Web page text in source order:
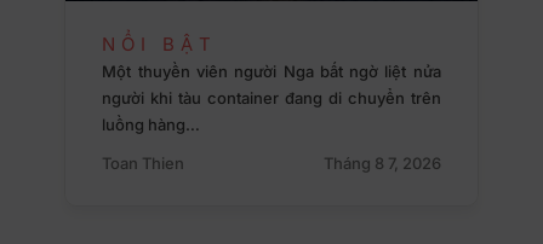
NỔI BẬT
Một thuyền viên người Nga bất ngờ liệt nửa
người khi tàu container đang di chuyển trên
luồng hàng…
Toan Thien
Tháng 8 7, 2026